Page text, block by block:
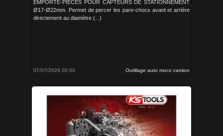
EMPORTE-PIECES POUR CAPTEURS DE STATIONNEMENT
Ø17-Ø22mm. Permet de percer les pare-chocs avant et arrière
directement au diamètre (...)
07/07/2026 00:00 Outillage auto moco camion